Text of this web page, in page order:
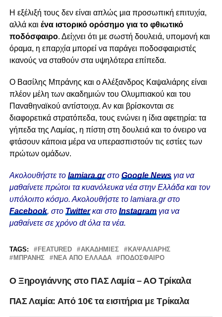
Η εξέλιξή τους δεν είναι απλώς μια προσωπική επιτυχία,
αλλά και ένα ιστορικό ορόσημο για το φθιωτικό
ποδόσφαιρο. Δείχνει ότι με σωστή δουλειά, υπομονή και
όραμα, η επαρχία μπορεί να παράγει ποδοσφαιριστές
ικανούς να σταθούν στα υψηλότερα επίπεδα.
Ο Βασίλης Μπράνης και ο Αλέξανδρος Καψαλιάρης είναι
πλέον μέλη των ακαδημιών του Ολυμπιακού και του
Παναθηναϊκού αντίστοιχα. Αν και βρίσκονται σε
διαφορετικά στρατόπεδα, τους ενώνει η ίδια αφετηρία: τα
γήπεδα της Λαμίας, η πίστη στη δουλειά και το όνειρο να
φτάσουν κάποια μέρα να υπερασπιστούν τις εστίες των
πρώτων ομάδων.
Ακολουθήστε το lamiara.grστο Google Newsγια να
μαθαίνετε πρώτοι τα κυανόλευκα νέα στην Ελλάδα και τον
υπόλοιπο κόσμο. Ακολουθήστε το lamiara.gr στο
Facebook, στο Twitterκαι στο Instagram για να
μαθαίνετε σε χρόνο dt όλα τα νέα.
TAGS: FEATURED ΑΚΑΔΗΜΊΕΣ
ΚΑΨΑΛΙΑΡΗΣ
ΜΠΡΑΝΗΣ
ΝΕΑ ΑΠΟ ΕΛΛΑΔΑ ΠΟΔΟΣΦΑΙΡΟ
O Ξηρογιάννης στο ΠΑΣ Λαμία – ΑΟ Τρίκαλα
ΠΑΣ Λαμία: Από 10€ τα εισιτήρια με Τρίκαλα